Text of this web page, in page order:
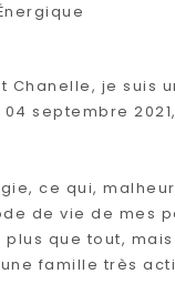
Chanelle, je suis
septembre
ce qui,
de vie de mes
que tout,
famille très